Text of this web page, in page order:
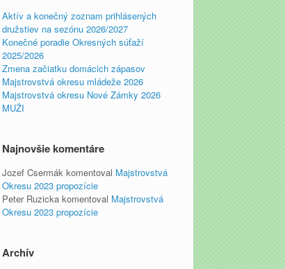
Aktív a konečný zoznam prihlásených
družstiev na sezónu 2026/2027
Konečné poradie Okresných súťaží
2025/2026
Zmena začiatku domácich zápasov
Majstrovstvá okresu mládeže 2026
Majstrovstvá okresu Nové Zámky 2026
MUŽI
Najnovšie komentáre
Jozef Csermák komentoval Majstrovstvá
Okresu 2023 propozície
Peter Ruzicka komentoval Majstrovstvá
Okresu 2023 propozície
Archív